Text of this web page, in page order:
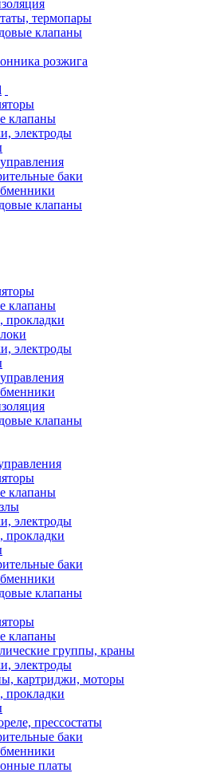
термопары
клапаны
розжига
клапаны
электроды
баки
клапаны
клапаны
прокладки
электроды
клапаны
клапаны
электроды
прокладки
баки
клапаны
клапаны
группы, краны
электроды
картриджи, моторы
прокладки
прессостаты
баки
платы